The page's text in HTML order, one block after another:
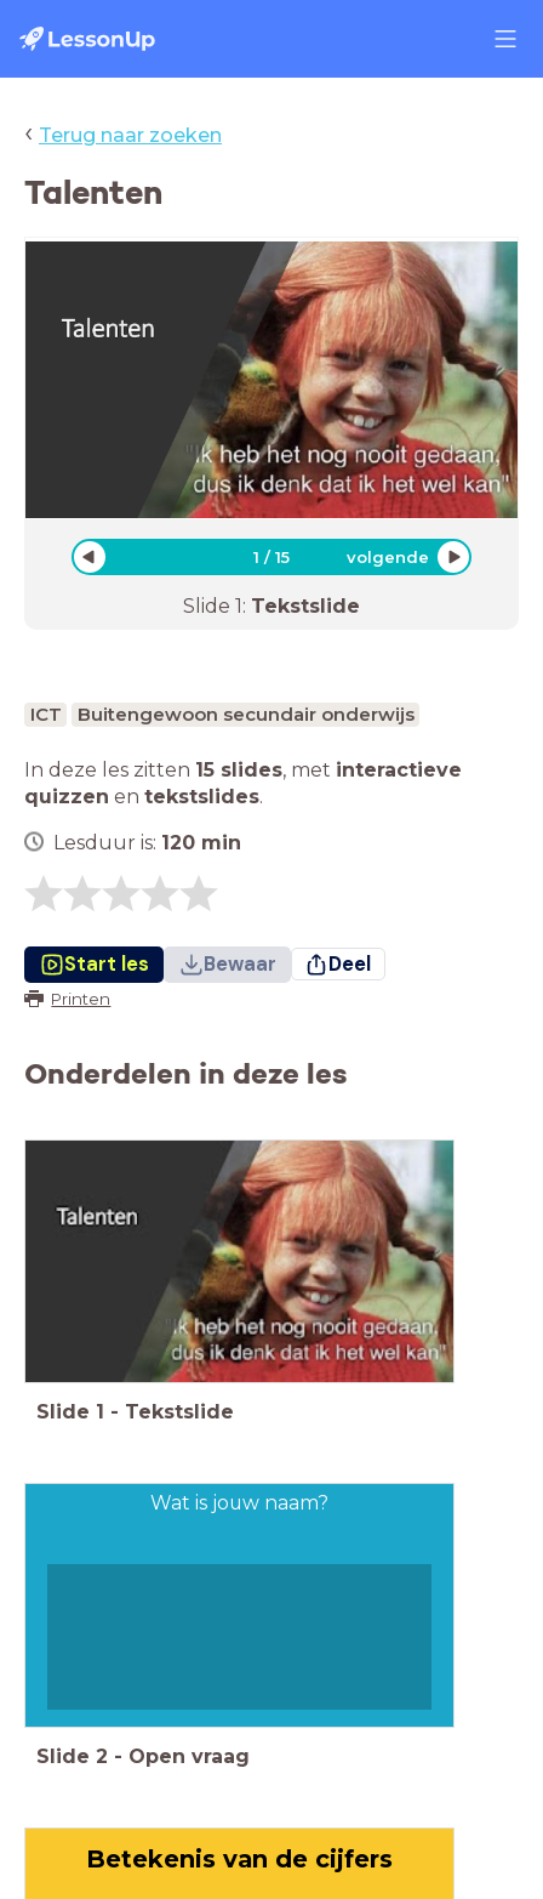
‹ Terug naar zoeken
Talenten
1 /15 volgende
Slide 1: Tekstslide
ICT Buitengewoon secundair onderwijs
In deze les zitten 15 slides, met interactieve
quizzen en tekstslides.
Lesduur is: 120 min
Start les Bewaar Deel
Printen
Onderdelen in deze les
Slide 1 - Tekstslide
Wat is jouw naam?
Slide 2 - Open vraag
Betekenis van de cijfers